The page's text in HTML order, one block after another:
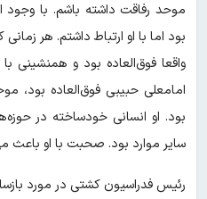
موحد رفاقت داشته باشم. با
بود اما با او ارتباط داشتم. هر
واقعا فوق‌العاده بود و همنشینی
امامعلی حبیبی فوق‌العاده بود،
بود. او انسانی خودساخته در
سایر موارد بود. صحبت با او باعث
رئیس فدراسیون کشتی در مورد